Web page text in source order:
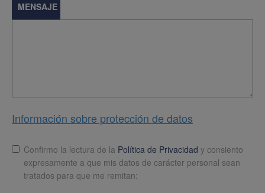
MENSAJE
Información sobre protección de datos
LopdConfirmo la lectura de la Política de Privacidad y consiento
expresamente a que mis datos de carácter personal sean
tratados para que me remitan: